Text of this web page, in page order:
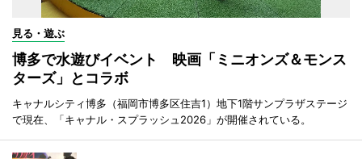
見る・遊ぶ
博多で水遊びイベント 映画「ミニオンズ＆モンス
ターズ」とコラボ
キャナルシティ博多（福岡市博多区住吉1）地下1階サンプラザステージ
で現在、「キャナル・スプラッシュ2026」が開催されている。